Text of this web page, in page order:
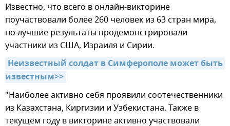
Известно, что всего в онлайн-викторине
поучаствовали более 260 человек из 63 стран мира,
но лучшие результаты продемонстрировали
участники из США, Израиля и Сирии.
Неизвестный солдат в Симферополе может быть
известным>>
"Наиболее активно себя проявили соотечественники
из Казахстана, Киргизии и Узбекистана. Также в
текущем году в викторине активно участвовали